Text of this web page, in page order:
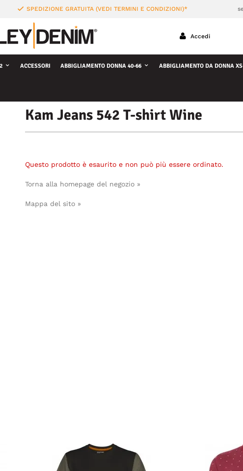
SPEDIZIONE GRATUITA (VEDI TERMINI E CONDIZIONI)*
Accedi
ACCESSORI ABBIGLIAMENTO DONNA 40-66 ABBIGLIAMENTO DA DONNA
Kam Jeans 542 T-shirt Wine
Questo prodotto è esaurito e non può più essere ordinato.
Torna alla homepage del negozio »
Mappa del sito »